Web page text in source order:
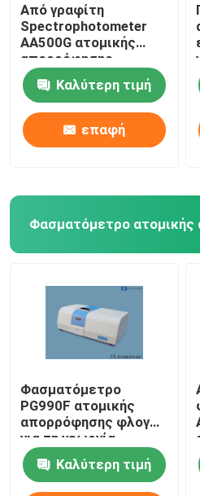
Από γραφίτη
Spectrophotometer
AA500G ατομικής
απορρόφησης
φούρνων με τον κοίλο
πυργίσκο λαμπτήρων
καθόδων 8
Καλύτερη τιμή
επαφή
Φασματόμετρο
PG990F ατομικής
απορρόφησης φλογών
για τη γεωργία,
ακρίβεια μήκους
κύματος + 0.15nm
Καλύτερη τιμή